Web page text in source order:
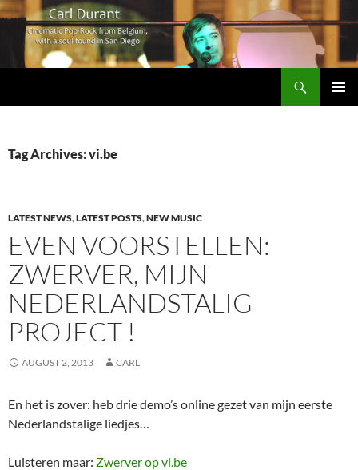
Tag Archives: vi.be
LATEST NEWS,LATEST POSTS,NEW MUSIC
EVEN VOORSTELLEN:
ZWERVER, MIJN
NEDERLANDSTALIG
PROJECT !
AUGUST 2, 2013 CARL
En het is zover: heb drie demo’s online gezet van mijn eerste
Nederlandstalige liedjes…
Luisteren maar: Zwerver op vi.be